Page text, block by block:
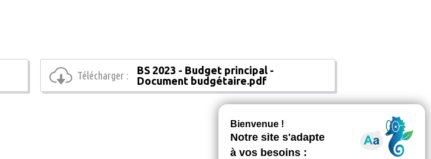
Télécharger :
BS 2023 - Budget principal -
Document budgétaire.pdf